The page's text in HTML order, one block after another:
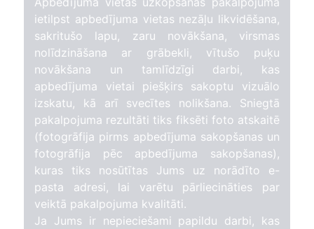
ietilpst apbedījuma vietas nezāļu likvidēšana,
sakritušo lapu, zaru novākšana, virsmas
nolīdzināšana ar grābekli, vītušo puķu
novākšana un tamlīdzīgi darbi, kas
apbedījuma vietai piešķirs sakoptu vizuālo
izskatu, kā arī svecītes nolikšana. Sniegtā
pakalpojuma rezultāti tiks fiksēti foto atskaitē
(fotogrāfija pirms apbedījuma sakopšanas un
fotogrāfija pēc apbedījuma sakopšanas),
kuras tiks nosūtītas Jums uz norādīto e-
pasta adresi, lai varētu pārliecināties par
veiktā pakalpojuma kvalitāti.
Ja Jums ir nepieciešami papildu darbi, kas